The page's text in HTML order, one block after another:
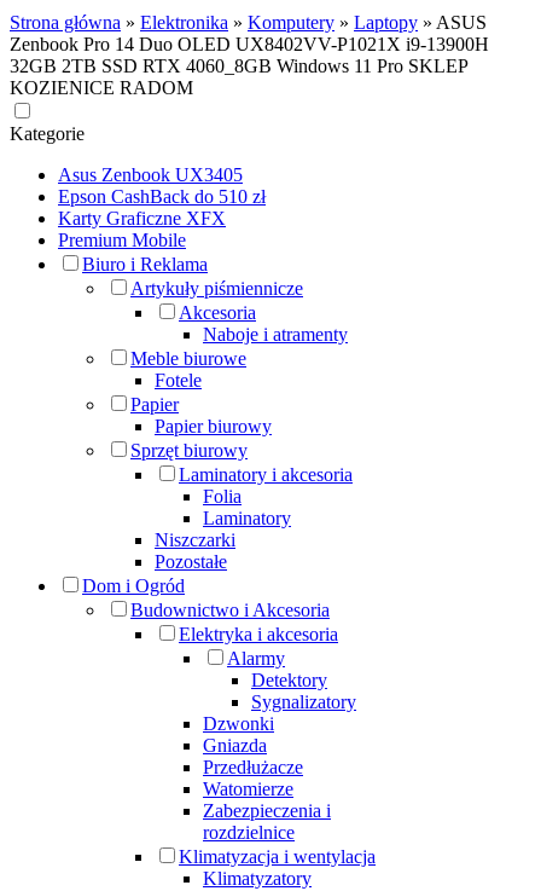
Strona główna » Elektronika » Komputery » Laptopy » ASUS
Zenbook Pro 14 Duo OLED UX8402VV-P1021X i9-13900H
32GB 2TB SSD RTX 4060_8GB Windows 11 Pro SKLEP
KOZIENICE RADOM
Kategorie
Asus Zenbook UX3405
Epson CashBack do 510 zł
Karty Graficzne XFX
Premium Mobile
Biuro i Reklama
Artykuły piśmiennicze
Akcesoria
Naboje i atramenty
Meble biurowe
Fotele
Papier
Papier biurowy
Sprzęt biurowy
Laminatory i akcesoria
Folia
Laminatory
Niszczarki
Pozostałe
Dom i Ogród
Budownictwo i Akcesoria
Elektryka i akcesoria
Alarmy
Detektory
Sygnalizatory
Dzwonki
Gniazda
Przedłużacze
Watomierze
Zabezpieczenia i
rozdzielnice
Klimatyzacja i wentylacja
Klimatyzatory